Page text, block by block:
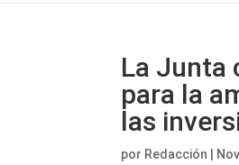
La Junta
para la
las
por Redacción